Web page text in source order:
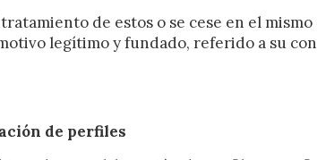
de estos o se cese en el
legítimo y fundado, referido a su
de perfiles